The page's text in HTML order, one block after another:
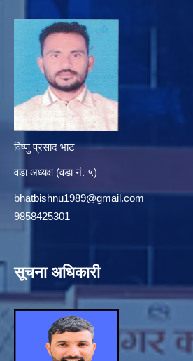
विष्णु प्रसाद भाट
वडा अध्यक्ष (वडा नं. ५)
bhatbishnu1989@gmail.com
9858425301
सूचना अधिकारी